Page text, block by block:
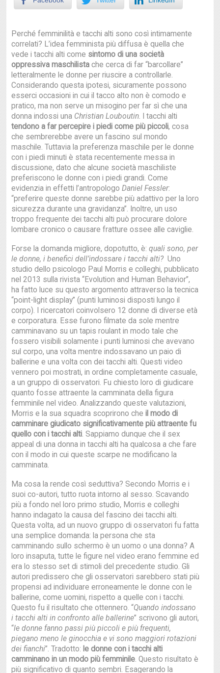
Perché femminilità e tacchi alti sono così intimamente
correlati? L’idea femminista più diffusa è quella che
vede i tacchi alti come sintomo di una società
oppressiva maschilista che cerca di far “barcollare”
letteralmente le donne per riuscire a controllarle.
Considerando questa ipotesi, sicuramente possono
esserci occasioni in cui il tacco alto non è comodo e
pratico, ma non serve un misogino per far sì che una
donna indossi una Christian Louboutin. I tacchi alti
tendono a far percepire i piedi come più piccoli, cosa
che sembrerebbe avere un fascino sul mondo
maschile. Tuttavia la preferenza maschile per le donne
con i piedi minuti è stata recentemente messa in
discussione, dato che alcune società maschiliste
preferiscono le donne con i piedi grandi. Come
evidenzia in effetti l’antropologoDaniel Fessler:
“preferire queste donne sarebbe più adattivo per la loro
sicurezza durante una gravidanza”. Inoltre, un uso
troppo frequente dei tacchi alti può procurare dolore
lombare cronico o causare fratture ossee alle caviglie.
Forse la domanda migliore, dopotutto, è:quali sono, per
le donne, i benefici dell’indossare i tacchi alti? Uno
studio dello psicologo Paul Morris e colleghi, pubblicato
nel 2013 sulla rivista “Evolution and Human Behavior”,
ha fatto luce su questo argomento attraverso la tecnica
“point-light display” (punti luminosi disposti lungo il
corpo). I ricercatori coinvolsero 12 donne di diverse età
e corporatura. Esse furono filmate da sole mentre
camminavano su un tapis roulant in modo tale che
fossero visibili solamente i punti luminosi che avevano
sul corpo, una volta mentre indossavano un paio di
ballerine e una volta con dei tacchi alti. Questi video
vennero poi mostrati, in ordine completamente casuale,
a un gruppo di osservatori. Fu chiesto loro di giudicare
quanto fosse attraente la camminata della figura
femminile nel video. Analizzando queste valutazioni,
Morris e la sua squadra scoprirono cheil modo di
camminare giudicato significativamente più attraente fu
quello con i tacchi alti. Sappiamo dunque che il sex
appeal di una donna in tacchi alti ha qualcosa a che fare
con il modo in cui queste scarpe ne modificano la
camminata.
Ma cosa la rende così seduttiva? Secondo Morris e i
suoi co-autori, tutto ruota intorno al sesso. Scavando
più a fondo nel loro primo studio, Morris e colleghi
hanno indagato la causa del fascino dei tacchi alti.
Questa volta, ad un nuovo gruppo di osservatori fu fatta
una semplice domanda: la persona che sta
camminando sullo schermo è un uomo o una donna? A
loro insaputa, tutte le figure nel video erano femmine ed
era lo stesso set di stimoli del precedente studio. Gli
autori predissero che gli osservatori sarebbero stati più
propensi ad individuare erroneamente le donne con le
ballerine, come uomini, rispetto a quelle con i tacchi.
Questo fu il risultato che ottennero. “Quando indossano
i tacchi alti in confronto alle ballerine” scrivono gli autori,
“le donne fanno passi più piccoli e più frequenti,
piegano meno le ginocchia e vi sono maggiori rotazioni
dei fianchi”. Tradotto: le donne con i tacchi alti
camminano in un modo più femminile. Questo risultato è
più significativo di quanto sembri. Esagerando la